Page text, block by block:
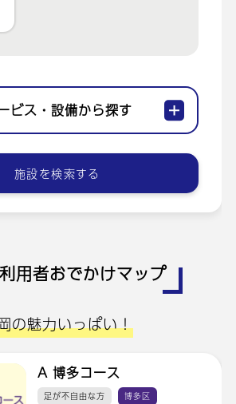
ビス・設備から探す
施設を検索する
用者おでかけマップ
の魅力いっぱい！
A 博多コース
足が不自由な方 博多区